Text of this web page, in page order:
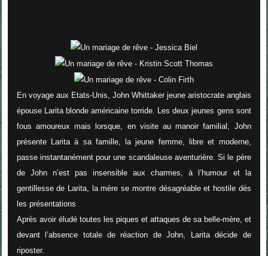
En voyage aux Etats-Unis, John Whittaker jeune aristocrate anglais
épouse Larita blonde américaine torride. Les deux jeunes gens sont
fous amoureux mais lorsque, en visite au manoir familial, John
présente Larita à sa famille, la jeune femme, libre et moderne,
passe instantanément pour une scandaleuse aventurière. Si le père
de John n’est pas insensible aux charmes, à l’humour et la
gentillesse de Larita, la mère se montre désagréable et hostile dès
les présentations
Après avoir éludé toutes les piques et attaques de sa belle-mère, et
devant l’absence totale de réaction de John, Larita décide de
riposter.